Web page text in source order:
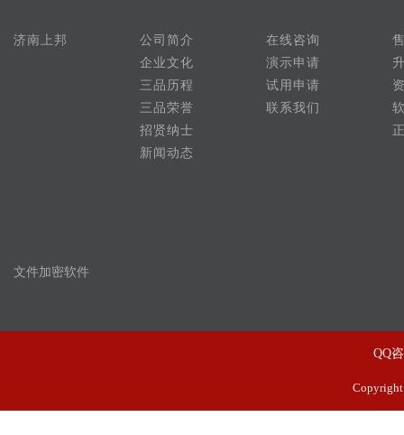
济南上邦
公司简介
企业文化
三品历程
三品荣誉
招贤纳士
新闻动态
在线咨询
演示申请
试用申请
联系我们
文件加密软件
QQ